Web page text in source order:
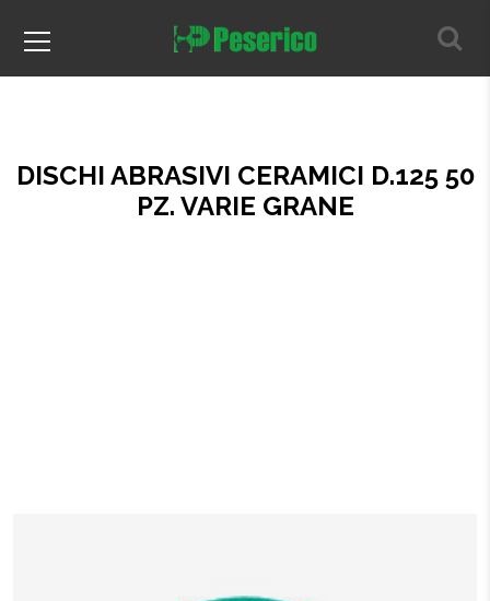
DISCHI ABRASIVI CERAMICI D.125 50
PZ. VARIE GRANE